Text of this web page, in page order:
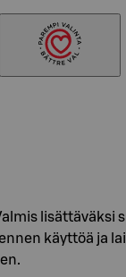
lisättäväksi
käyttöä ja